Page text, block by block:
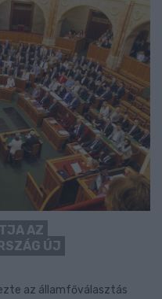
AZ
ÚJ
az államfőválasztás